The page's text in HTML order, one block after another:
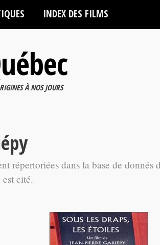
INDEX DES FILMS
À NOS JOURS
répertoriées dans la base de donnés
cité.